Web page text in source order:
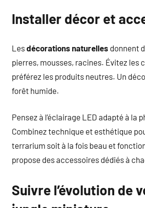
Installer décor et
Lesdécorations naturelles donnent
pierres, mousses, racines. Évitez les
préférez les produits neutres. Un
forêt humide.
Pensez à l’éclairage LED adapté à la
Combinez technique et esthétique
terrarium soit à la fois beau et
propose des accessoires dédiés à
Suivre l’évolution de